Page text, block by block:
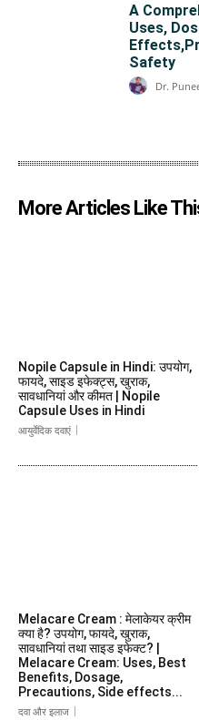
A
Uses,
Safety
Dr.
More Articles Like
Nopile Capsule in Hindi: उपयोग,
फायदे, साइड इफेक्ट्स, खुराक,
सावधानियां और कीमत | Nopile
Capsule Uses in Hindi
आयुर्वेदिक दवाएं
Melacare Cream : मेलाकेयर क्रीम
क्या है? उपयोग, फायदे, खुराक,
सावधानियां तथा साइड इफेक्ट? |
Melacare Cream: Uses, Best
Benefits, Dosage,
Precautions, Side effects...
दवा और इलाज